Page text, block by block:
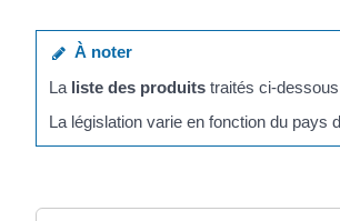
À noter
La liste des produits traités ci-
La législation varie en fonction du pays